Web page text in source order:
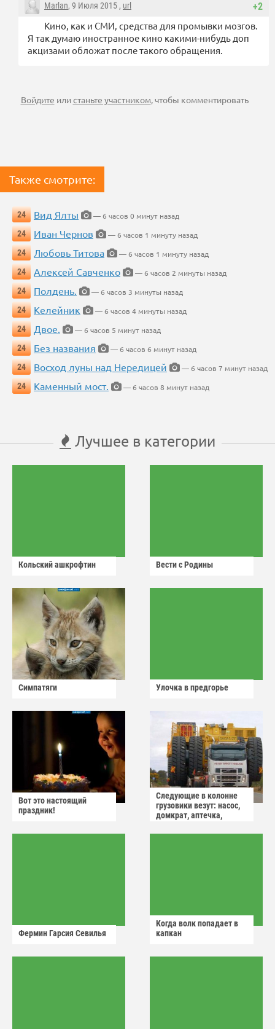
+2
Marlan, 9 Июля 2015 , url
Кино, как и СМИ, средства для промывки мозгов.
Я так думаю иностранное кино какими-нибудь доп
акцизами обложат после такого обращения.
Войдите илистаньте участником, чтобы комментировать
Также смотрите:
24 Вид Ялты
— 6 часов 0 минут назад
24
Иван Чернов
— 6 часов 1 минуту назад
24
Любовь Титова
— 6 часов 1 минуту назад
24
Алексей Савченко
— 6 часов 2 минуты назад
24
Полдень.
— 6 часов 3 минуты назад
24
Келейник
— 6 часов 4 минуты назад
24
Двое.
— 6 часов 5 минут назад
24
Без названия
— 6 часов 6 минут назад
24
Восход луны над Нередицей
— 6 часов 7 минут назад
24
Каменный мост. — 6 часов 8 минут назад
Лучшее в категории
Кольский ашкрофтин Вести с Родины
Симпатяги Улочка в предгорье
Вот это настоящий
праздник!
Следующие в колонне
грузовики везут: насос,
домкрат, аптечка,
Фермин Гарсия Севилья
Когда волк попадает в
капкан